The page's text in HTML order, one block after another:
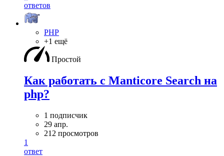
ответов
PHP
+1 ещё
Простой
Как работать с Manticore Search на
php?
1 подписчик
29 апр.
212 просмотров
1
ответ